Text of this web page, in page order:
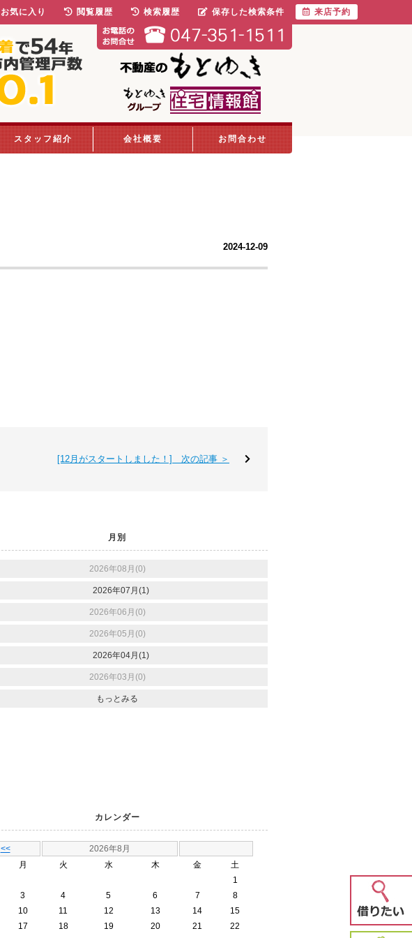
スタッフ紹介 会社概要 お問合わせ
2024-12-09
[12月がスタートしました！] 次の記事 ＞
月別
2026年08月(0)
2026年07月(1)
2026年06月(0)
2026年05月(0)
2026年04月(1)
2026年03月(0)
もっとみる
カレンダー
<<
2026年8月
月 火 水 木 金
土
1
3 4 5 6 7
8
10 11 12 13 14
15
17 18 19 20 21
22
お気に入り 閲覧履歴 検索履歴 保存した検索条件 来店予約